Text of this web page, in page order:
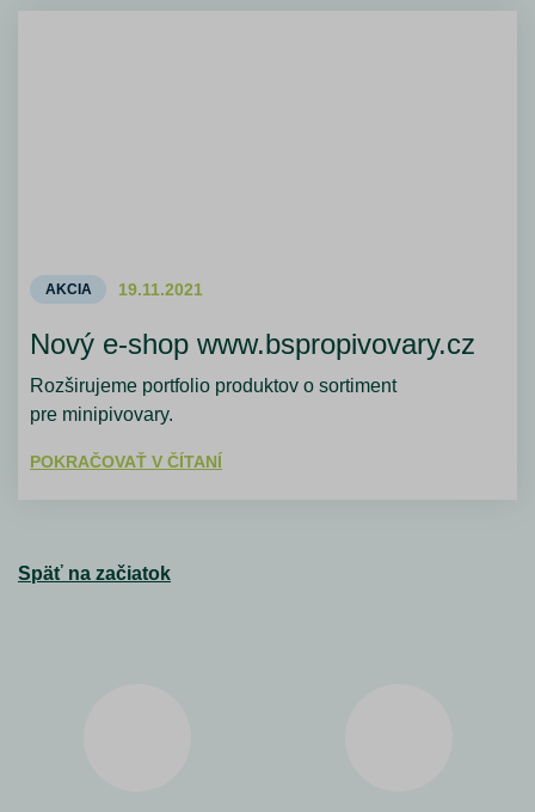
AKCIA 19.11.2021
Nový e-shop www.bspropivovary.cz
Rozširujeme portfolio produktov o sortiment
pre minipivovary.
POKRAČOVAŤ V ČÍTANÍ
Späť na začiatok